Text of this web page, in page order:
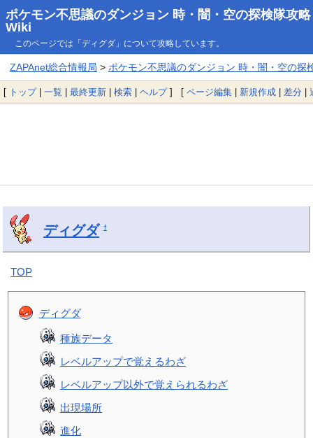
ポケモン不思議のダンジョン 時・闇・空の探検隊攻略
Wiki
このページでは「ディグダ」について攻略しています。
ZAPAnet総合情報局 > ポケモン不思議のダンジョン 時・闇・空の探
[ トップ| 一覧 | 最終更新 | 検索 | ヘルプ] [ ページ編集 | 新規作成 | 差分 |
ディグダ †
TOP
ディグダ
種族データ
レベルアップで覚えるわざ
レベルアップ以外で覚えられるわざ
出現場所
進化